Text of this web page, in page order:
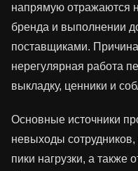
напрямую отражаются
бренда и выполнении
поставщиками.
нерегулярная работа
выкладку, ценники и
Основные источники
невыходы сотрудников,
пики нагрузки, а также